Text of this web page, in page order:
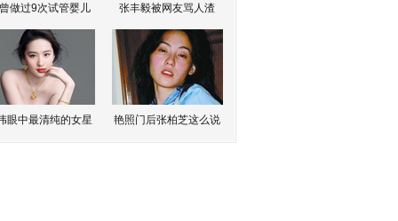
做过9次试管婴儿 张丰毅被网友骂人渣
眼中最清纯的女星 艳照门后张柏芝这么说